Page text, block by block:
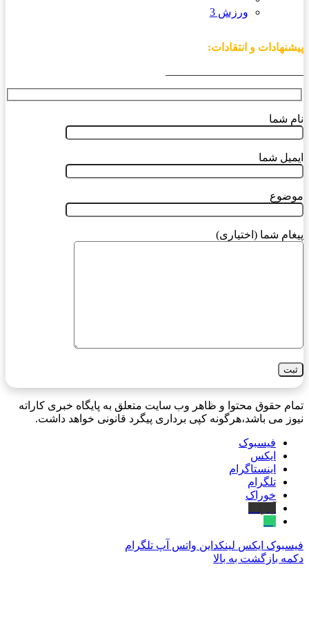
ورزش 3
پیشنهادات و انتقادات:
نام شما
ایمیل شما
موضوع
پیغام شما (اختیاری)
تمام حقوق محتوا و ظاهر وب سایت متعلق به پایگاه خبری کاراته
نیوز می باشد،هرگونه کپی برداری پیگرد قانونی خواهد داشت.
فیسبوک
ایکس
اینستاگرام
تلگرام
خوراک
فیسبوک ایکس لینکداین واتس آپ تلگرام
دکمه بازگشت به بالا